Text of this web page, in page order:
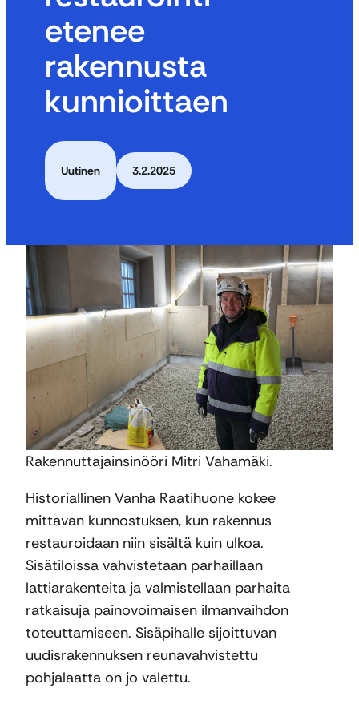
etenee
rakennusta
kunnioittaen
Uutinen 3.2.2025
Rakennuttajainsinööri Mitri Vahamäki.
Historiallinen Vanha Raatihuone kokee
mittavan kunnostuksen, kun rakennus
restauroidaan niin sisältä kuin ulkoa.
Sisätiloissa vahvistetaan parhaillaan
lattiarakenteita ja valmistellaan parhaita
ratkaisuja painovoimaisen ilmanvaihdon
toteuttamiseen. Sisäpihalle sijoittuvan
uudisrakennuksen reunavahvistettu
pohjalaatta on jo valettu.